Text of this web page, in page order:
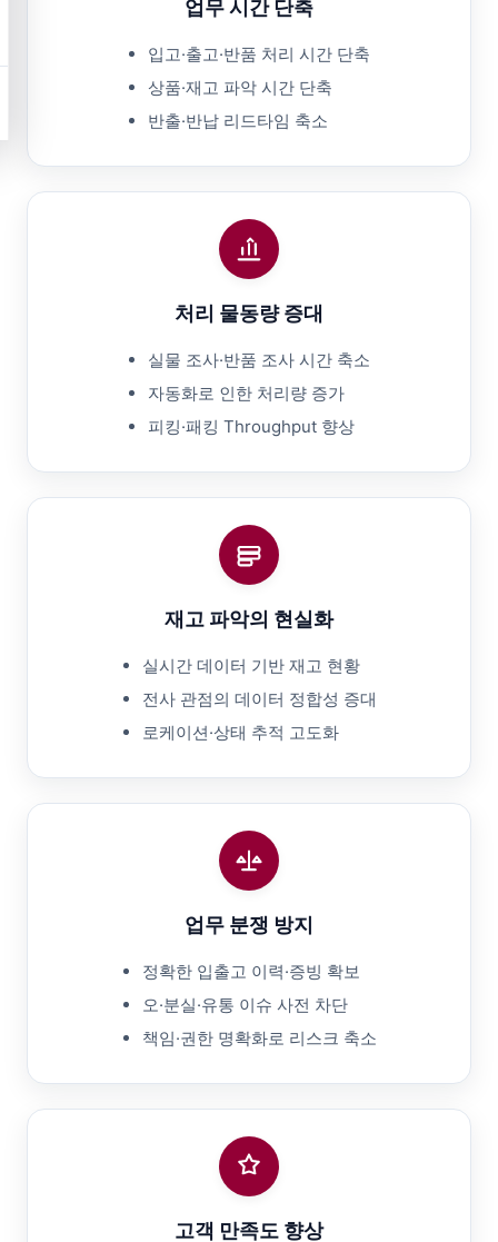
업무 시간 단축
입고·출고·반품 처리 시간 단축
상품·재고 파악 시간 단축
반출·반납 리드타임 축소
처리 물동량 증대
실물 조사·반품 조사 시간 축소
자동화로 인한 처리량 증가
피킹·패킹 Throughput 향상
재고 파악의 현실화
실시간 데이터 기반 재고 현황
전사 관점의 데이터 정합성 증대
로케이션·상태 추적 고도화
업무 분쟁 방지
정확한 입출고 이력·증빙 확보
오·분실·유통 이슈 사전 차단
책임·권한 명확화로 리스크 축소
고객 만족도 향상